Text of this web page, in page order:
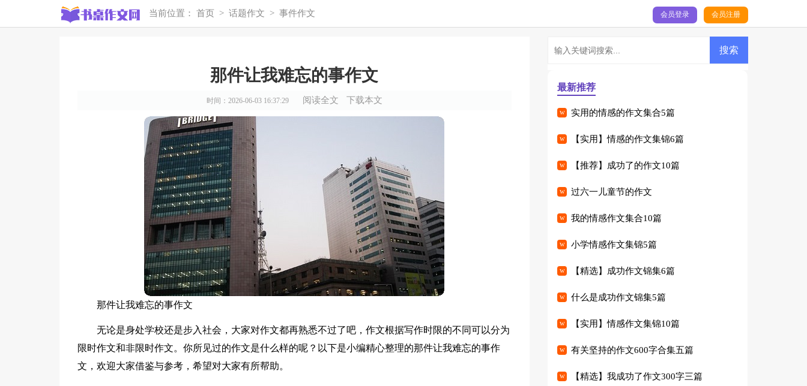
当前位置： 首页 > 话题作文 > 事件作文 会员登录 会员注册
那件让我难忘的事作文
时间：2026-06-03 16:37:29 阅读全文 下载本文
那件让我难忘的事作文
无论是身处学校还是步入社会，大家对作文都再熟悉不过了吧，作文根据写作时限的不同可以分为
限时作文和非限时作文。你所见过的作文是什么样的呢？以下是小编精心整理的那件让我难忘的事作
文，欢迎大家借鉴与参考，希望对大家有所帮助。
最新推荐
实用的情感的作文集合5篇
【实用】情感的作文集锦6篇
【推荐】成功了的作文10篇
过六一儿童节的作文
我的情感作文集合10篇
小学情感作文集锦5篇
【精选】成功作文锦集6篇
什么是成功作文锦集5篇
【实用】情感作文集锦10篇
有关坚持的作文600字合集五篇
【精选】我成功了作文300字三篇